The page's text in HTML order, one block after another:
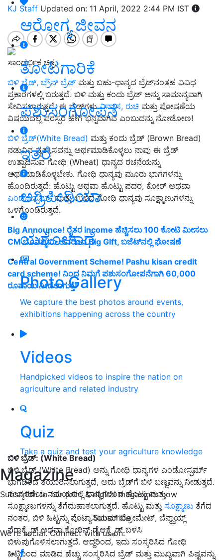
ಆರೋಗ್ಯ ಜೀವನ
ತೋಟಗಾರಿಕೆ
ಪಶುಸಂಗೋಪನೆ
ಇತರೆ
ಅಗ್ರಿಪೀಡಿಯಾ
ಯಶೋಗಾಥೆ
Photo Gallery
We capture the best photos around events,
exhibitions happening across the country
Videos
Handpicked videos to inspire the nation on
agriculture and related industry
Quiz
Take a quiz and test your agriculture knowledge
Magazine
Subscribe to our print & digital magazines now
Subscribe
We're social. Connect with us on:
KJ Staff Updated on: 11 April, 2022 2:44 PM IST
ಸಾಂದರ್ಭಿಕ ಚಿತ್ರ
ಬಿಳಿ ಬ್ರೆಡ್, ಬ್ರೌನ್ ಬ್ರೆಡ್ ಮತ್ತು ಬಹು-ಧಾನ್ಯದ ಬ್ರೆಡ್‌ನಂತಹ ವಿವಿಧ
ಪ್ರಕಾರಗಳಲ್ಲಿ ಬರುತ್ತದೆ. ಬಿಳಿ ಮತ್ತು ಕಂದು ಬ್ರೆಡ್ ಅನ್ನು ಸಾಮಾನ್ಯವಾಗಿ
ಸೇವಿಸಲಾಗುತ್ತದೆ, ಈ ಬ್ರೆಡ್‌ಗಳುವಿನ್ಯಾಸ, ರುಚಿ ಮತ್ತು ಪೋಷಣೆಯ
ವಿಷಯದಲ್ಲಿ ಪರಸ್ಪರ ಹೇಗೆ ಭಿನ್ನವಾಗಿವೆ ಎಂಬುದನ್ನು ನೋಡೋಣ!
ಬಿಳಿ ಬ್ರೆಡ್(White Bread) ಮತ್ತು ಕಂದು ಬ್ರೆಡ್ (Brown Bread)
ನಡುವಿನ ವ್ಯತ್ಯಾಸವನ್ನು ಅರ್ಥಮಾಡಿಕೊಳ್ಳಲು ನಾವು ಈ ಬ್ರೆಡ್
ಉತ್ಪಾದಿಸುವ ಗೋಧಿ (Wheat) ಧಾನ್ಯದ ರಚನೆಯನ್ನು
ಅರ್ಥಮಾಡಿಕೊಳ್ಳಬೇಕು. ಗೋಧಿ ಧಾನ್ಯವು ಮೂರು ಭಾಗಗಳನ್ನು
ಹೊಂದಿರುತ್ತದೆ: ಹೊಟ್ಟು ಅಥವಾ ಹೊಟ್ಟು ಪದರ, ಕೋರ್ ಅಥವಾ
ಎಂಡೋಸ್ಪರ್ಮ್ಮತ್ತು ಉಳಿದ ಗೋಧಿ ಧಾನ್ಯವು ಸೂಕ್ಷ್ಮಾಣುಗಳನ್ನು
ಒಳಗೊಂಡಿರುತ್ತದೆ.
Big Announce! ರೈತರ income ಹೆಚ್ಚಿಸಲು 100 ಕೋಟಿ ಮೀಸಲು
CM ಬೊಮ್ಮಾಯಿ ಅವರಿಂದ Big GIft, ಬಜೆಟ್‌ನಲ್ಲಿ ಘೋಷಣೆ
Central Government Scheme! Pashu kisan credit
card scheme! ನಿಂದ ನಿಮಗೆ ಪಶುಸಂಗೋಪನೆಗಾಗಿ 60,000
ರೂಪಾಯಿ ನೀಡಲಾಗುತ್ತೆ!
ಬಿಳಿ ಬ್ರೆಡ್: (White Bread)
ಬಿಳಿ ಬ್ರೆಡ್ (White Bread) ಅನ್ನು ಗೋಧಿ ಧಾನ್ಯಗಳ ಎಂಡೋಸ್ಪರ್ಮ್
ಭಾಗದಿಂದ ತಯಾರಿಸಲಾಗುತ್ತದೆ, ಅದು ಬ್ರೆಡ್‌ಗೆ ಬಿಳಿ ಬಣ್ಣವನ್ನು ನೀಡುತ್ತದೆ.
ಸಂಸ್ಕರಣೆಯ ಸಮಯದಲ್ಲಿ ಧಾನ್ಯಗಳಿಂದ ಹೊಟ್ಟು ಮತ್ತು
ಸೂಕ್ಷ್ಮಾಣುಗಳನ್ನು ತೆಗೆದುಹಾಕಲಾಗುತ್ತದೆ. ಹೊಟ್ಟು ಮತ್ತು ಸೂಕ್ಷ್ಮಾಣು ತೆಗೆದ
ನಂತರ, ಬಿಳಿ ಹಿಟ್ಟನ್ನು ಪೊಟ್ಯಾಸಿಯಮ್ ಬ್ರೋಮೇಟ್, ಬೆನ್ಝಾಯ್ಲ್
ಪೆರಾಕ್ಸೈಡ್ ಅಥವಾ ಕ್ಲೋರಿನ್ ಡೈಆಕ್ಸೈಡ್ ಬಳಸಿ
ಬಿಳುಪುಗೊಳಿಸಲಾಗುತ್ತದೆ. ಆದ್ದರಿಂದ, ಇದು ಸಂಸ್ಕರಿಸಿದ ಗೋಧಿ
ಹಿಟ್ಟಿನಿಂದ ಮಾಡಿದ ಹೆಚ್ಚು ಸಂಸ್ಕರಿಸಿದ ಬ್ರೆಡ್ ಮತ್ತು ಮುಖ್ಯವಾಗಿ ಪಿಷ್ಟವನ್ನು